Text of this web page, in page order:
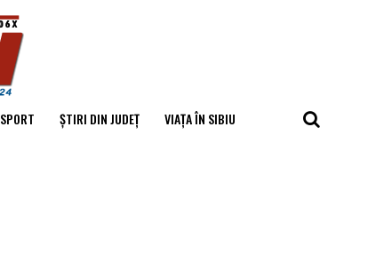
SPORT ȘTIRI DIN JUDEȚ VIAȚA ÎN SIBIU